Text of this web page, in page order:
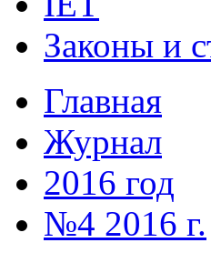
Законы и
Главная
Журнал
2016 год
№4 2016 г.